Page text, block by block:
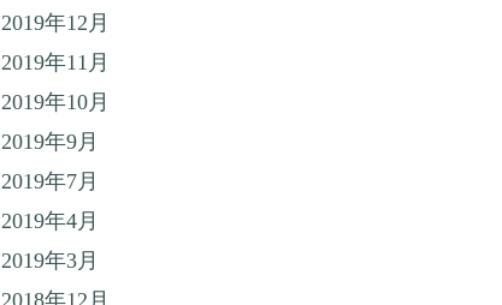
2019年12月
2019年11月
2019年10月
2019年9月
2019年7月
2019年4月
2019年3月
2018年12月